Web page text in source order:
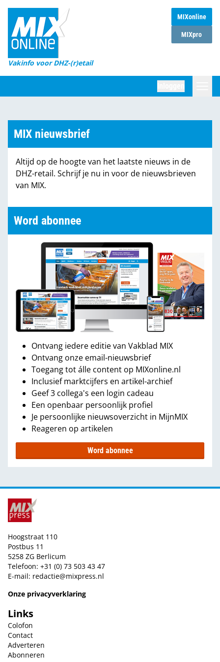
MIXonline
MIXpro
Vakinfo voor DHZ-(r)etail
Home
Magazines
DHZ Sessie
Marktcijfers
Partners
MIX nieuwsbrief
Altijd op de hoogte van het laatste nieuws in de
DHZ-retail. Schrijf je nu in voor de nieuwsbrieven
van MIX.
Word abonnee
Ontvang iedere editie van Vakblad MIX
Ontvang onze email-nieuwsbrief
Toegang tot álle content op MIXonline.nl
Inclusief marktcijfers en artikel-archief
Geef 3 collega's een login cadeau
Een openbaar persoonlijk profiel
Je persoonlijke nieuwsoverzicht in MijnMIX
Reageren op artikelen
Word abonnee
Hoogstraat 110
Postbus 11
5258 ZG Berlicum
Telefoon: +31 (0) 73 503 43 47
E-mail: redactie@mixpress.nl
Onze privacyverklaring
Links
Colofon
Contact
Adverteren
Abonneren